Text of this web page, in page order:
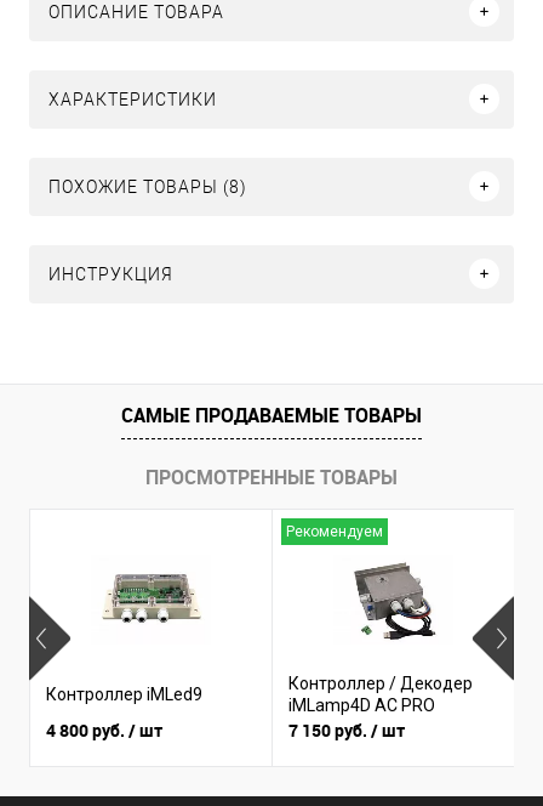
ОПИСАНИЕ ТОВАРА
ХАРАКТЕРИСТИКИ
ПОХОЖИЕ ТОВАРЫ (8)
ИНСТРУКЦИЯ
САМЫЕ ПРОДАВАЕМЫЕ ТОВАРЫ
ПРОСМОТРЕННЫЕ ТОВАРЫ
Контроллер iMLed9
4 800 руб. / шт
Рекомендуем
Контроллер / Декодер
iMLamp4D AC PRO
7 150 руб. / шт